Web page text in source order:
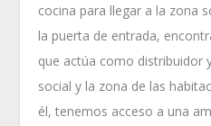
cocina para llegar a la zona
la puerta de entrada,
que actúa como distribuidor
social y la zona de las
él, tenemos acceso a una